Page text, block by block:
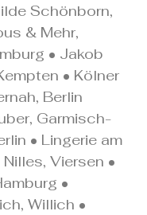
Schönborn,
& Mehr,
• Jakob
• Kölner
Berlin
Garmisch-
• Lingerie am
Viersen •
•
Willich •